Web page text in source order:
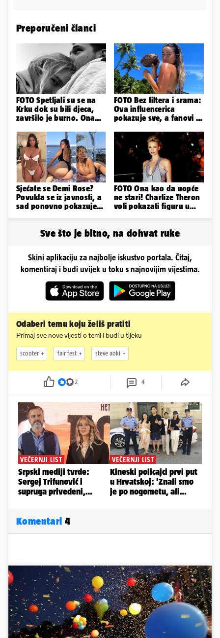
Preporučeni članci
FOTO Spetljali su se na
Krku dok su bili djeca,
završilo je burno. Ona
FOTO Bez filtera i srama:
Ova influencerica
pokazuje sve, a fanovi je
Sjećate se Demi Rose?
Povukla se iz javnosti, a
sad ponovno pokazuje
FOTO Ona kao da uopće
ne stari! Charlize Theron
voli pokazati figuru u
Sve što je bitno, na dohvat ruke
Skini aplikaciju za najbolje iskustvo portala. Čitaj,
komentiraj i budi uvijek u toku s najnovijim vijestima.
Odaberi temu koju želiš pratiti
Primaj sve nove vijesti o temi i budi u tijeku
scooter fair fest steve aoki
2 4
Komentari 4